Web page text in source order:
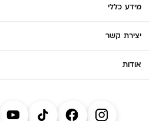
מידע כללי
יצירת קשר
אודות